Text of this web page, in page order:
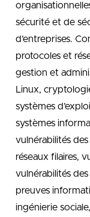
sécurité et de
d’entreprises.
protocoles et
gestion et
Linux,
systèmes
systèmes
vulnérabilités
réseaux filaires,
vulnérabilités
preuves
ingénierie